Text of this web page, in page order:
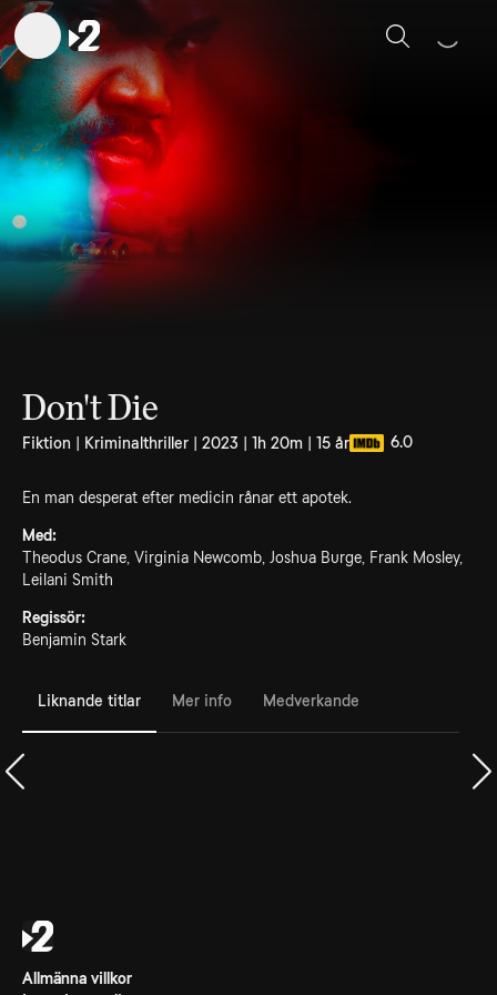
Sök
Don't Die
Fiktion | Kriminalthriller | 2023 | 1h 20m | 15 år 6.0
En man desperat efter medicin rånar ett apotek.
Med:
Theodus Crane, Virginia Newcomb, Joshua Burge, Frank Mosley,
Leilani Smith
Regissör:
Benjamin Stark
Liknande titlar Mer info Medverkande
Allmänna villkor